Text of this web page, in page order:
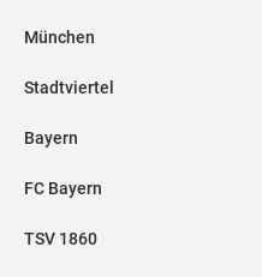
München
Stadtviertel
Bayern
FC Bayern
TSV 1860